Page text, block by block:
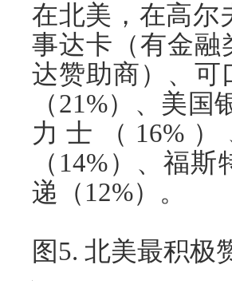
在北美，在高尔
事达卡（有金融
达赞助商）、可
（21%）、美
力士（16%
（14%）、福
递（12%）。
图5. 北美最积极